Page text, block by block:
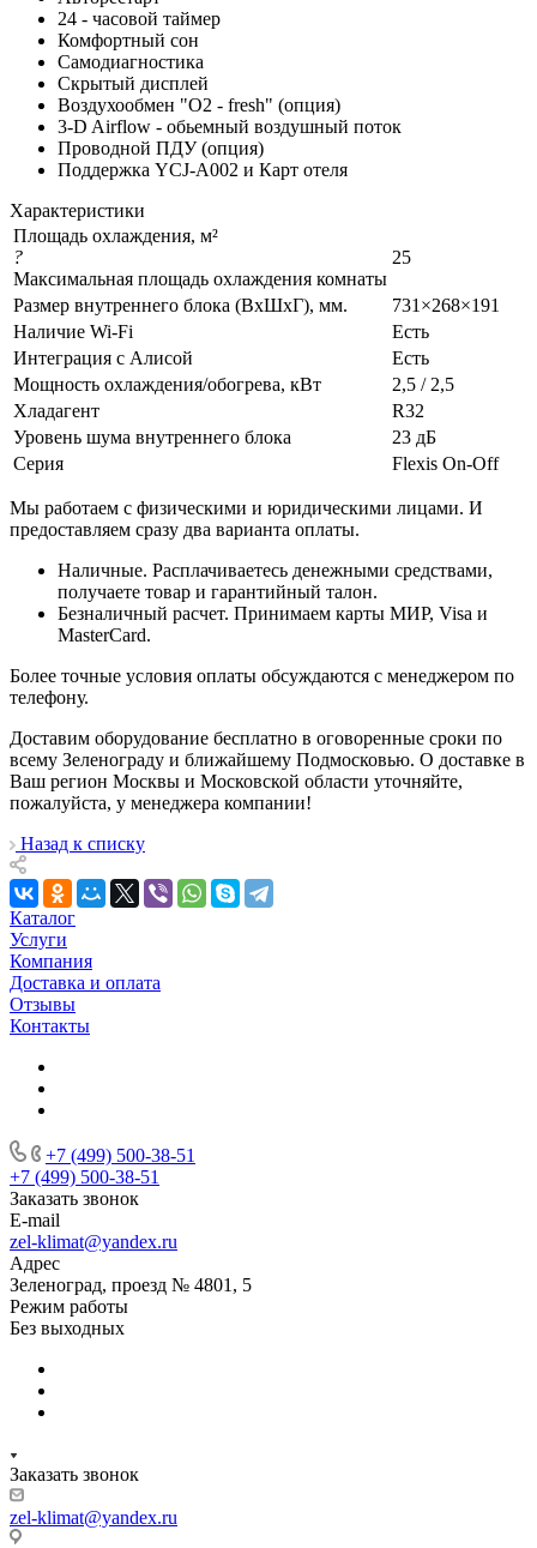
24 - часовой таймер
Комфортный сон
Самодиагностика
Скрытый дисплей
Воздухообмен "О2 - fresh" (опция)
3-D Airflow - обьемный воздушный поток
Проводной ПДУ (опция)
Поддержка YCJ-A002 и Карт отеля
Характеристики
Площадь охлаждения, м²
?
Максимальная площадь охлаждения комнаты
25
Размер внутреннего блока (ВхШхГ), мм.
731×268×191
Наличие Wi-Fi
Есть
Интеграция с Алисой
Есть
Мощность охлаждения/обогрева, кВт
2,5 / 2,5
Хладагент
R32
Уровень шума внутреннего блока
23 дБ
Серия
Flexis On-Off
Мы работаем с физическими и юридическими лицами. И
предоставляем сразу два варианта оплаты.
Наличные. Расплачиваетесь денежными средствами,
получаете товар и гарантийный талон.
Безналичный расчет. Принимаем карты МИР, Visa и
MasterCard.
Более точные условия оплаты обсуждаются с менеджером по
телефону.
Доставим оборудование бесплатно в оговоренные сроки по
всему Зеленограду и ближайшему Подмосковью. О доставке в
Ваш регион Москвы и Московской области уточняйте,
пожалуйста, у менеджера компании!
Назад к списку
Каталог
Услуги
Компания
Доставка и оплата
Отзывы
Контакты
+7 (499) 500-38-51
+7 (499) 500-38-51
Заказать звонок
E-mail
zel-klimat@yandex.ru
Адрес
Зеленоград, проезд № 4801, 5
Режим работы
Без выходных
Заказать звонок
zel-klimat@yandex.ru